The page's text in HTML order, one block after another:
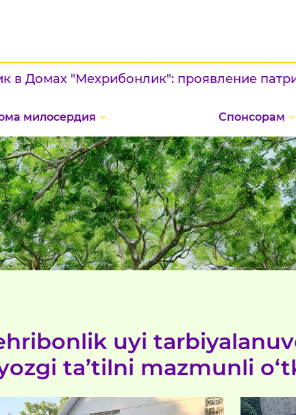
проявление патриотизма и
милосердия Спонсорам
uyi
ta’tilni mazmunli